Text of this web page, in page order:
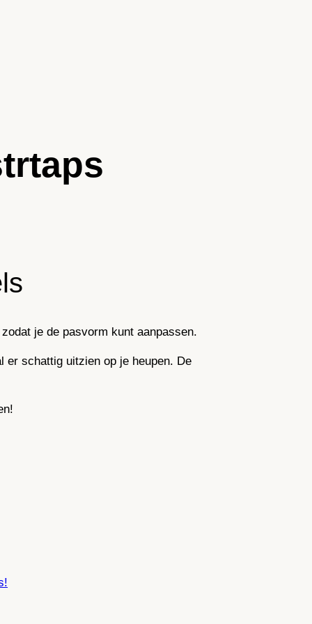
je de pasvorm kunt aanpassen.
er schattig uitzien op je heupen. De